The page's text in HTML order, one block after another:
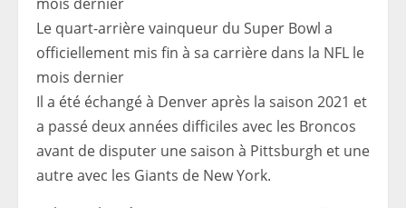
Le quart-arrière vainqueur du Super Bowl a
officiellement mis fin à sa carrière dans la NFL le
mois dernier
Il a été échangé à Denver après la saison 2021 et
a passé deux années difficiles avec les Broncos
avant de disputer une saison à Pittsburgh et une
autre avec les Giants de New York.